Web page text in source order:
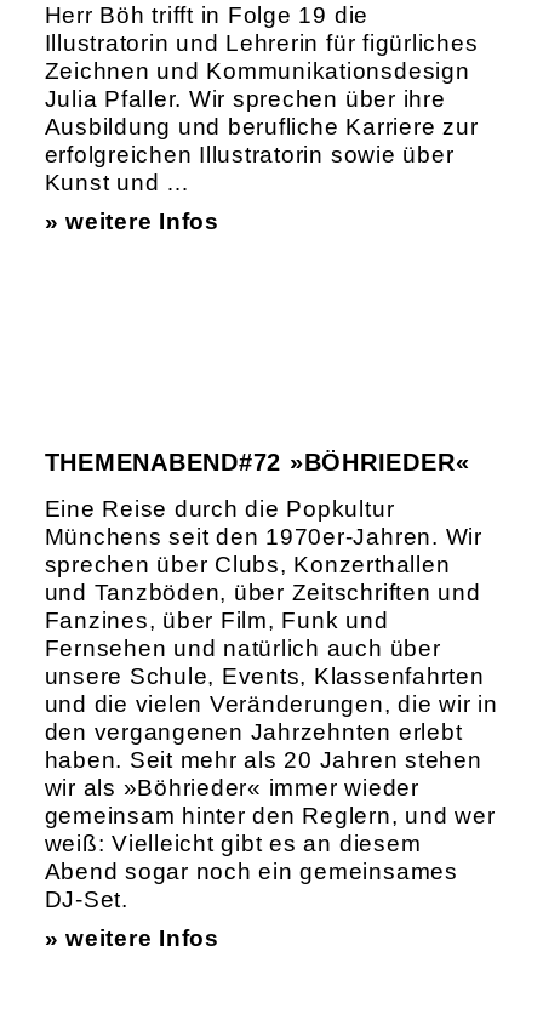
Herr Böh trifft in Folge 19 die
Illustratorin und Lehrerin für figürliches
Zeichnen und Kommunikationsdesign
Julia Pfaller. Wir sprechen über ihre
Ausbildung und berufliche Karriere zur
erfolgreichen Illustratorin sowie über
Kunst und …
» weitere Infos
THEMENABEND#72 »BÖHRIEDER«
Eine Reise durch die Popkultur
Münchens seit den 1970er-Jahren. Wir
sprechen über Clubs, Konzerthallen
und Tanzböden, über Zeitschriften und
Fanzines, über Film, Funk und
Fernsehen und natürlich auch über
unsere Schule, Events, Klassenfahrten
und die vielen Veränderungen, die wir in
den vergangenen Jahrzehnten erlebt
haben. Seit mehr als 20 Jahren stehen
wir als »Böhrieder« immer wieder
gemeinsam hinter den Reglern, und wer
weiß: Vielleicht gibt es an diesem
Abend sogar noch ein gemeinsames
DJ-Set.
» weitere Infos